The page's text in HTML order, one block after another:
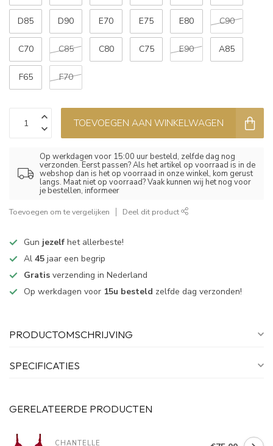
D85 D90 E70 E75 E80 C90
C70 C85 C80 C75 E90 A85
F65 F70
TOEVOEGEN AAN WINKELWAGEN
Op werkdagen voor 15:00 uur besteld, zelfde dag nog
verzonden. Eerst passen? Als het artikel op voorraad is in de
webshop dan is het op voorraad in onze winkel, kom gerust
langs. Maat niet op voorraad? Vaak kunnen wij het nog voor
je bestellen, informeer
Toevoegen om te vergelijken Deel dit product
Gun jezelf het allerbeste!
Al 45 jaar een begrip
Gratis verzending in Nederland
Op werkdagen voor 15u besteld zelfde dag verzonden!
PRODUCTOMSCHRIJVING
SPECIFICATIES
GERELATEERDE PRODUCTEN
CHANTELLE